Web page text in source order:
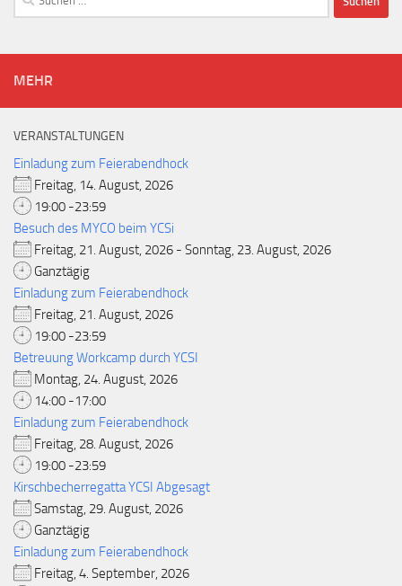
nach:
MEHR
VERANSTALTUNGEN
Einladung zum Feierabendhock
Freitag, 14. August, 2026
19:00 -23:59
Besuch des MYCO beim YCSi
Freitag, 21. August, 2026 - Sonntag, 23. August, 2026
Ganztägig
Einladung zum Feierabendhock
Freitag, 21. August, 2026
19:00 -23:59
Betreuung Workcamp durch YCSI
Montag, 24. August, 2026
14:00 -17:00
Einladung zum Feierabendhock
Freitag, 28. August, 2026
19:00 -23:59
Kirschbecherregatta YCSI Abgesagt
Samstag, 29. August, 2026
Ganztägig
Einladung zum Feierabendhock
Freitag, 4. September, 2026